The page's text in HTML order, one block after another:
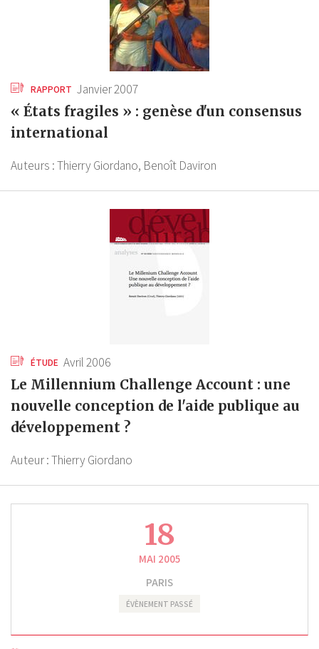
RAPPORT Janvier 2007
« États fragiles » : genèse d'un consensus
international
Auteurs :Thierry Giordano, Benoît Daviron
ÉTUDE Avril 2006
Le Millennium Challenge Account : une
nouvelle conception de l'aide publique au
développement ?
Auteur :Thierry Giordano
18
MAI 2005
PARIS
ÉVÈNEMENT PASSÉ